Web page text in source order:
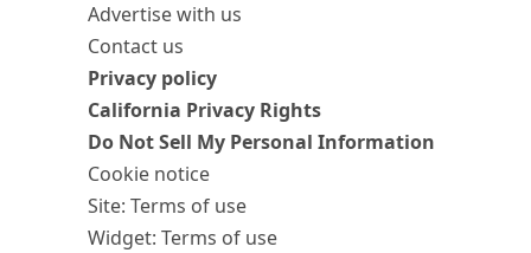
Advertise with us
Contact us
Privacy policy
California Privacy Rights
Do Not Sell My Personal Information
Cookie notice
Site: Terms of use
Widget: Terms of use